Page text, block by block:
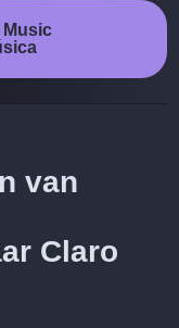
Music
van
Claro